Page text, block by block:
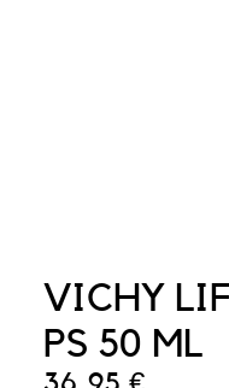
VICHY
PS 50 ML